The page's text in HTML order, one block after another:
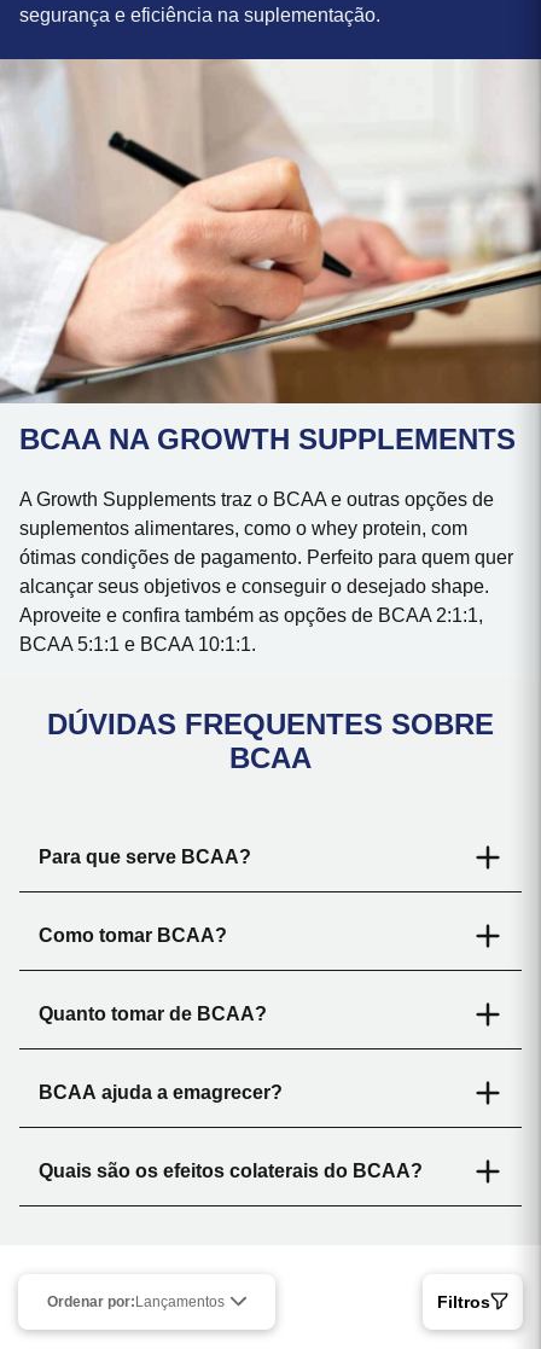
segurança e eficiência na suplementação.
BCAA NA GROWTH SUPPLEMENTS
A Growth Supplements traz o BCAA e outras opções de
suplementos alimentares, como o whey protein, com
ótimas condições de pagamento. Perfeito para quem quer
alcançar seus objetivos e conseguir o desejado shape.
Aproveite e confira também as opções de BCAA 2:1:1,
BCAA 5:1:1 e BCAA 10:1:1.
DÚVIDAS FREQUENTES SOBRE
BCAA
Para que serve BCAA?
Como tomar BCAA?
Quanto tomar de BCAA?
BCAA ajuda a emagrecer?
Quais são os efeitos colaterais do BCAA?
Ordenar por: Lançamentos Filtros